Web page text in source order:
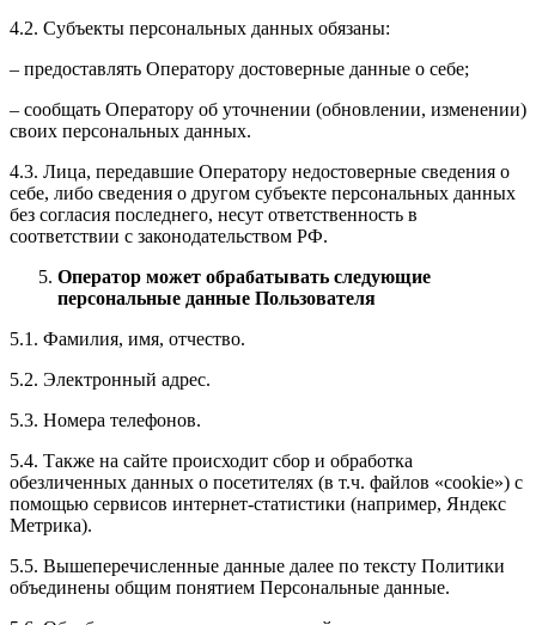
4.2. Субъекты персональных данных обязаны:
– предоставлять Оператору достоверные данные о себе;
– сообщать Оператору об уточнении (обновлении, изменении)
своих персональных данных.
4.3. Лица, передавшие Оператору недостоверные сведения о
себе, либо сведения о другом субъекте персональных данных
без согласия последнего, несут ответственность в
соответствии с законодательством РФ.
Оператор может обрабатывать следующие
персональные данные Пользователя
5.1. Фамилия, имя, отчество.
5.2. Электронный адрес.
5.3. Номера телефонов.
5.4. Также на сайте происходит сбор и обработка
обезличенных данных о посетителях (в т.ч. файлов «cookie») с
помощью сервисов интернет-статистики (например, Яндекс
Метрика).
5.5. Вышеперечисленные данные далее по тексту Политики
объединены общим понятием Персональные данные.